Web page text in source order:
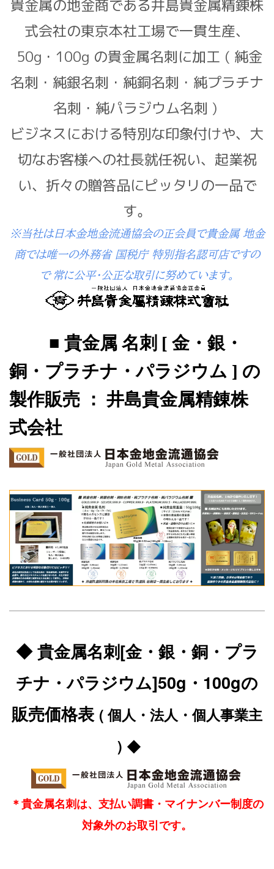
貴金属の地金商である井島貴金属精錬株
式会社の東京本社工場で一貫生産、
50g・100g の貴金属名刺に加工 ( 純金
名刺・純銀名刺・純銅名刺・純プラチナ
名刺・純パラジウム名刺 )
ビジネスにおける特別な印象付けや、大
切なお客様への社長就任祝い、起業祝
い、折々の贈答品にピッタリの一品で
す。
※当社は日本金地金流通協会の正会員で貴金属 地金
商では唯一の外務省 国税庁 特別指名認可店ですの
で 常に公平・公正な取引に努めています。
■ 貴金属 名刺 [ 金・銀・
銅・プラチナ・パラジウム ] の
製作販売 ： 井島貴金属精錬株
式会社
◆ 貴金属名刺[金・銀・銅・プラ
チナ・パラジウム]50g・100gの
販売価格表 ( 個人・法人・個人事業主
) ◆
＊貴金属名刺は、支払い調書・マイナンバー制度の
対象外のお取引です。